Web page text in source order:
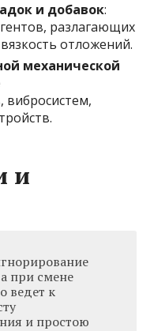
и добавок:
разлагающих
отложений.
механической
и
при смене
ведет к
и простою